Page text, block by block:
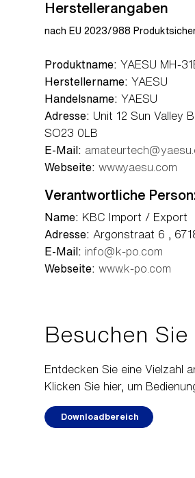
Herstellerangaben
nach EU 2023/988
Produktname: YAESU MH-
Herstellername: YAESU
Handelsname: YAESU
Adresse: Unit 12 Sun Valley
SO23 0LB
E-Mail:
Webseite: www.yaesu.com
Verantwortliche
Name: KBC Import / Export
Adresse: Argonstraat 6 ,
E-Mail: info@k-po.com
Webseite: www.k-po.com
Besuchen
Entdecken Sie eine Vielzahl
Klicken Sie hier, um
Downloadbereich